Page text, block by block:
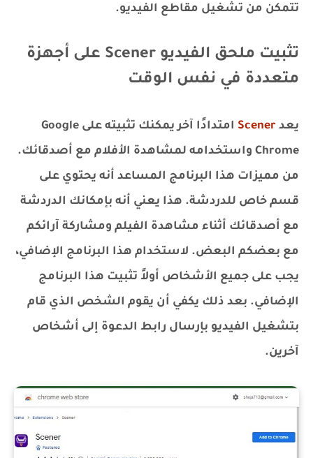
تتمكن من تشغيل مقاطع الفيديو.
تثبيت ملحق الفيديو Scener على أجهزة
متعددة في نفس الوقت
يعد Scener
امتدادًا آخر يمكنك تثبيته على Google
Chrome واستخدامه لمشاهدة الأفلام مع أصدقائك.
من مميزات هذا البرنامج المساعد أنه يحتوي على
قسم خاص للدردشة. هذا يعني أنه بإمكانك الدردشة
مع أصدقائك أثناء مشاهدة الفيلم ومشاركة آرائكم
مع بعضكم البعض. لاستخدام هذا البرنامج الإضافي،
يجب على جميع الأشخاص أولاً تثبيت هذا البرنامج
الإضافي. بعد ذلك يكفي أن يقوم الشخص الذي قام
بتشغيل الفيديو بإرسال رابط الدعوة إلى أشخاص
آخرين.